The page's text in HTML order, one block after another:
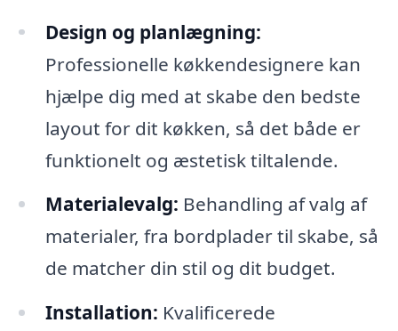
Design og planlægning:
Professionelle køkkendesignere kan
hjælpe dig med at skabe den bedste
layout for dit køkken, så det både er
funktionelt og æstetisk tiltalende.
Materialevalg: Behandling af valg af
materialer, fra bordplader til skabe, så
de matcher din stil og dit budget.
Installation: Kvalificerede